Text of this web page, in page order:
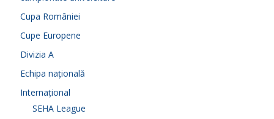
Cupa României
Cupe Europene
Divizia A
Echipa națională
Internațional
SEHA League